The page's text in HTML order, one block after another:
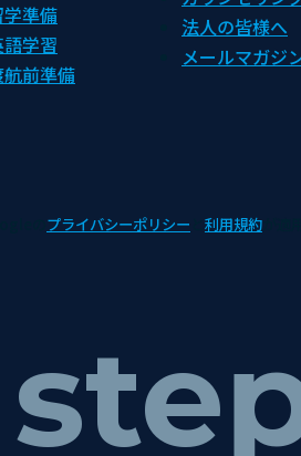
学準備
語学習
前準備
法人の皆様へ
メールマガジ
プライバシーポリシー 利用規約